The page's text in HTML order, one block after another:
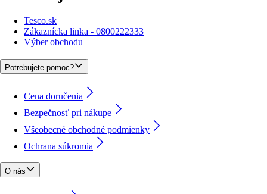
Tesco.sk
Zákaznícka linka - 0800222333
Výber obchodu
Potrebujete pomoc?
Cena doručenia
Bezpečnosť pri nákupe
Všeobecné obchodné podmienky
Ochrana súkromia
O nás